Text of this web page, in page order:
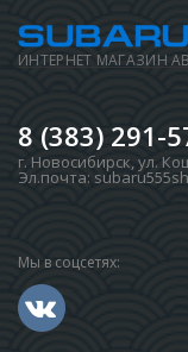
ИНТЕРНЕТ МАГАЗИН
8 (383) 291-
г. Новосибирск,ул.
Эл.почта:
Мы в соцсетях: